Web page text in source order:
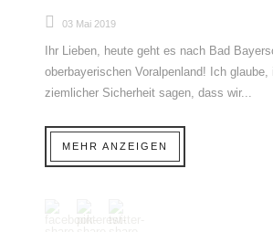
03 Mai 2019
Ihr Lieben, heute geht es nach Bad
oberbayerischen Voralpenland! Ich
ziemlicher Sicherheit sagen, dass wir...
MEHR ANZEIGEN